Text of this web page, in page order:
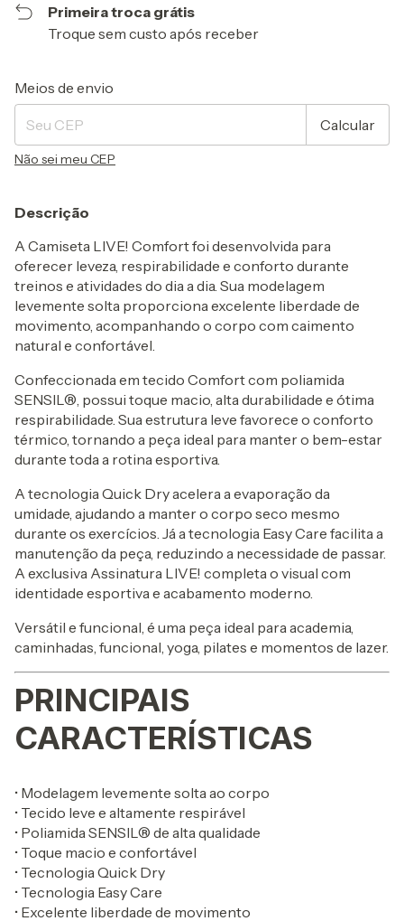
Primeira troca grátis
Troque sem custo após receber
Entregas para o CEP:
Meios de envio
Calcular
Não sei meu CEP
Descrição
A Camiseta LIVE! Comfort foi desenvolvida para
oferecer leveza, respirabilidade e conforto durante
treinos e atividades do dia a dia. Sua modelagem
levemente solta proporciona excelente liberdade de
movimento, acompanhando o corpo com caimento
natural e confortável.
Confeccionada em tecido Comfort com poliamida
SENSIL®, possui toque macio, alta durabilidade e ótima
respirabilidade. Sua estrutura leve favorece o conforto
térmico, tornando a peça ideal para manter o bem-estar
durante toda a rotina esportiva.
A tecnologia Quick Dry acelera a evaporação da
umidade, ajudando a manter o corpo seco mesmo
durante os exercícios. Já a tecnologia Easy Care facilita a
manutenção da peça, reduzindo a necessidade de passar.
A exclusiva Assinatura LIVE! completa o visual com
identidade esportiva e acabamento moderno.
Versátil e funcional, é uma peça ideal para academia,
caminhadas, funcional, yoga, pilates e momentos de lazer.
PRINCIPAIS
CARACTERÍSTICAS
• Modelagem levemente solta ao corpo
• Tecido leve e altamente respirável
• Poliamida SENSIL® de alta qualidade
• Toque macio e confortável
• Tecnologia Quick Dry
• Tecnologia Easy Care
• Excelente liberdade de movimento